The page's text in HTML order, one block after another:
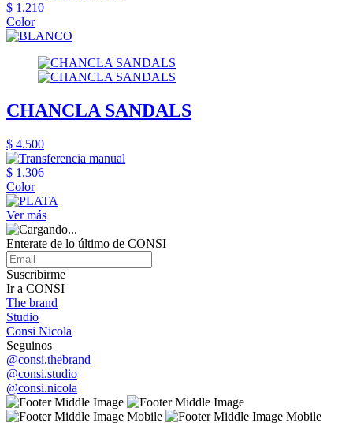
$ 1.210
Color
CHANCLA SANDALS
$ 4.500
$ 1.306
Color
Ver más
Enterate de lo último de CONSI
Suscribirme
Ir a CONSI
The brand
Studio
Consi Nicola
Seguinos
@consi.thebrand
@consi.studio
@consi.nicola